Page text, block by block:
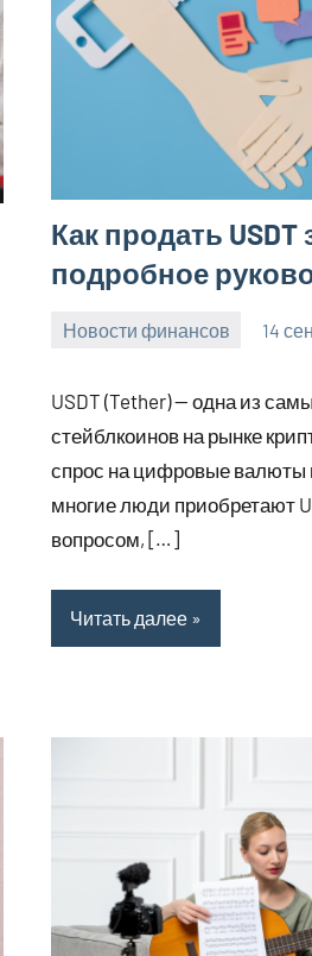
Как продать
подробное
Новости финансов 14
USDT (Tether) — одна из
стейблкоинов на рынке
спрос на цифровые валюты
многие люди приобретают
вопросом, […]
Читать далее